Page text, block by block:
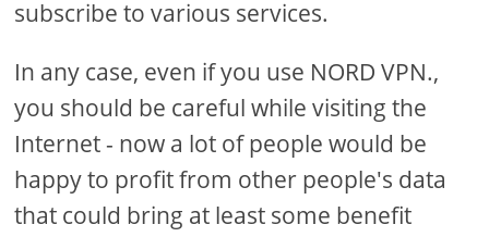
subscribe to various services.
In any case, even if you use NORD VPN.,
you should be careful while visiting the
Internet - now a lot of people would be
happy to profit from other people's data
that could bring at least some benefit